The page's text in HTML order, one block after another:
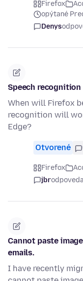
Firefox
opýtané
Denys
Speech recognition
When will Firefox
recognition will
Edge?
Otvorené
Firefox
jbr
Cannot paste
emails.
I have recently